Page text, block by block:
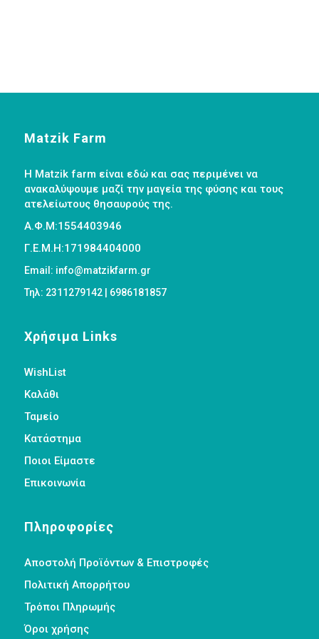
Matzik Farm
Η Matzik farm είναι εδώ και σας περιμένει να
ανακαλύψουμε μαζί την μαγεία της φύσης και τους
ατελείωτους θησαυρούς της.
Α.Φ.Μ:1554403946
Γ.Ε.Μ.Η:171984404000
Email: info@matzikfarm.gr
Τηλ: 2311279142 | 6986181857
Χρήσιμα Links
WishList
Καλάθι
Ταμείο
Κατάστημα
Ποιοι Είμαστε
Επικοινωνία
Πληροφορίες
Αποστολή Προϊόντων & Επιστροφές
Πολιτική Απορρήτου
Τρόποι Πληρωμής
Όροι χρήσης